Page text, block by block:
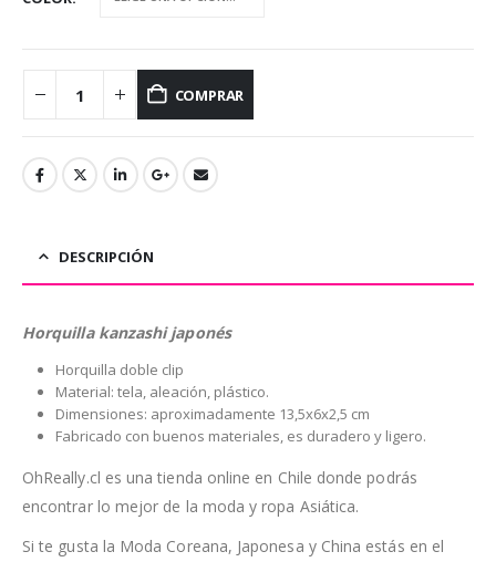
COMPRAR
DESCRIPCIÓN
Horquilla kanzashi japonés
Horquilla doble clip
Material: tela, aleación, plástico.
Dimensiones: aproximadamente 13,5x6x2,5 cm
Fabricado con buenos materiales, es duradero y ligero.
OhReally.cl es una tienda online en Chile donde podrás
encontrar lo mejor de la moda y ropa Asiática.
Si te gusta la Moda Coreana, Japonesa y China estás en el